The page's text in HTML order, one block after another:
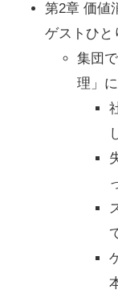
第2章 価値
ゲストひと
集団
理」